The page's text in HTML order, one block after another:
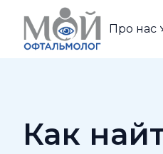
Про нас
Как